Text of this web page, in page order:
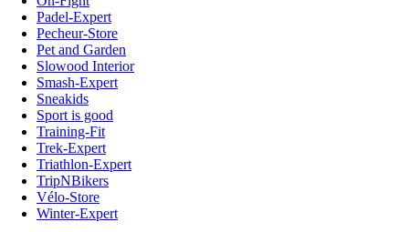
Padel-Expert
Pecheur-Store
Pet and Garden
Slowood Interior
Smash-Expert
Sneakids
Sport is good
Training-Fit
Trek-Expert
Triathlon-Expert
TripNBikers
Vélo-Store
Winter-Expert